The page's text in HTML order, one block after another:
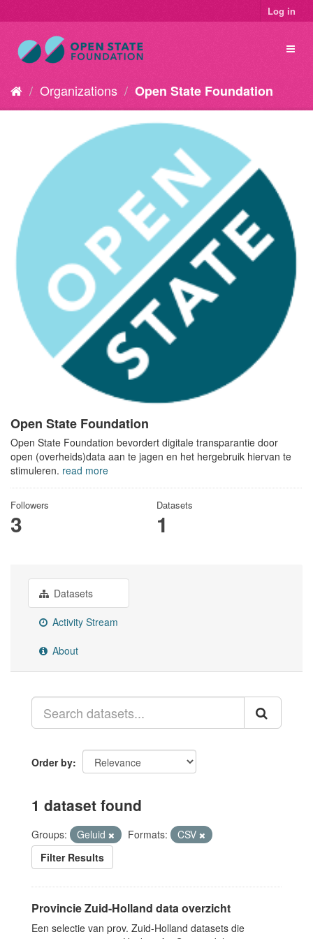
Log in
Organizations Open State Foundation
Open State Foundation
Open State Foundation bevordert digitale transparantie door
open (overheids)data aan te jagen en het hergebruik hiervan te
stimuleren. read more
Followers
3
Datasets
1
Datasets
Activity Stream
About
Order by
1 dataset found
Groups: Geluid Formats:
CSV
Filter Results
Provincie Zuid-Holland data overzicht
Een selectie van prov. Zuid-Holland datasets die